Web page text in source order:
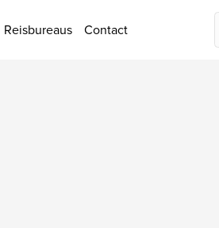
Reisbureaus Contact